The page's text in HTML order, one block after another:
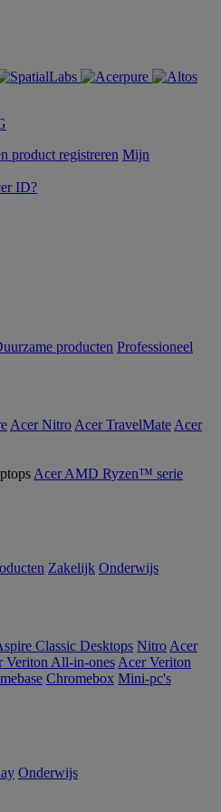
product registreren Mijn
ID?
producten Professioneel
Acer Nitro Acer TravelMate Acer
Acer AMD Ryzen™ serie
Zakelijk Onderwijs
Classic Desktops Nitro Acer
Veriton All-in-ones Acer Veriton
Chromebox Mini-pc's
Onderwijs